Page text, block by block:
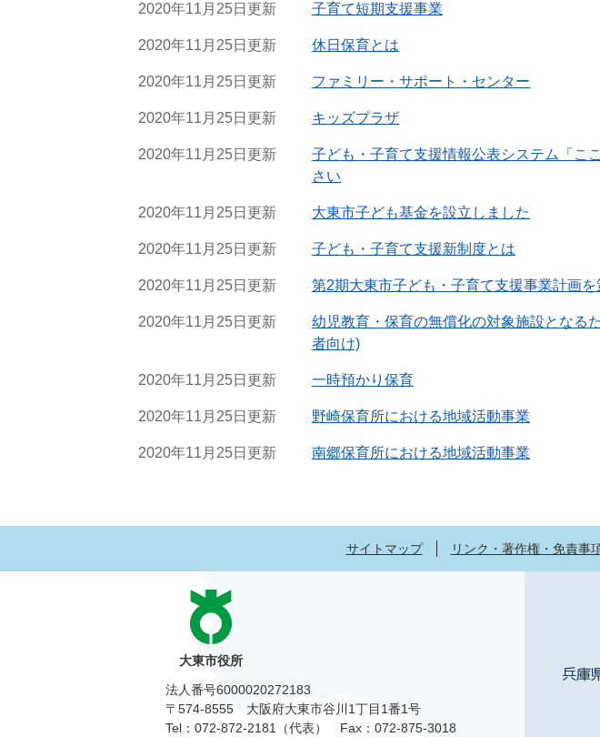
2020年11月25日更新 子育て短期支援事業
2020年11月25日更新 休日保育とは
2020年11月25日更新 ファミリー・サポート・センター
2020年11月25日更新 キッズプラザ
2020年11月25日更新
子ども・子育て支援情報公表システム「こ
さい
2020年11月25日更新 大東市子ども基金を設立しました
2020年11月25日更新 子ども・子育て支援新制度とは
2020年11月25日更新 第2期大東市子ども・子育て支援事業計画を
2020年11月25日更新
幼児教育・保育の無償化の対象施設となる
者向け)
2020年11月25日更新 一時預かり保育
2020年11月25日更新 野崎保育所における地域活動事業
2020年11月25日更新 南郷保育所における地域活動事業
サイトマップ リンク・著作権・免責事
大東市役所
法人番号6000020272183
〒574-8555 大阪府大東市谷川1丁目1番1号
Tel：072-872-2181（代表）
Fax：072-875-3018